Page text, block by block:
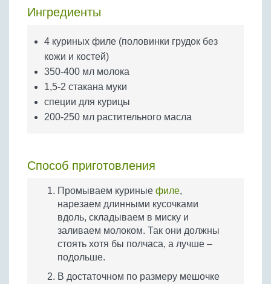
Крупы
Ингредиенты
4 куриных филе (половинки грудок без
кожи и костей)
350-400 мл молока
1,5-2 стакана муки
специи для курицы
200-250 мл растительного масла
Способ приготовления
Промываем куриные филе,
нарезаем длинными кусочками
вдоль, складываем в миску и
заливаем молоком. Так они должны
стоять хотя бы полчаса, а лучше –
подольше.
В достаточном по размеру мешочке